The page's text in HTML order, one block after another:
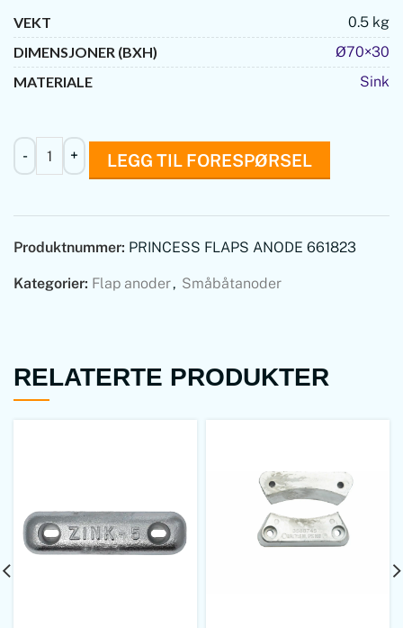
VEKT
0.5 kg
DIMENSJONER (BXH)
Ø70×30
MATERIALE
Sink
LEGG TIL FORESPØRSEL
Produktnummer: PRINCESS FLAPS ANODE 661823
Kategorier: Flap anoder, Småbåtanoder
RELATERTE PRODUKTER